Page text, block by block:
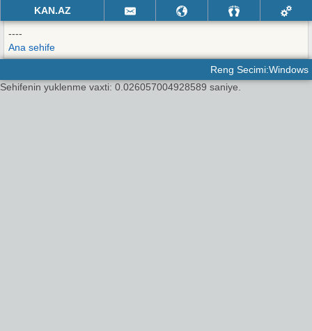
KAN.AZ
----
Ana sehife
Reng Secimi:Windows
Sehifenin yuklenme vaxti: 0.026057004928589 saniye.